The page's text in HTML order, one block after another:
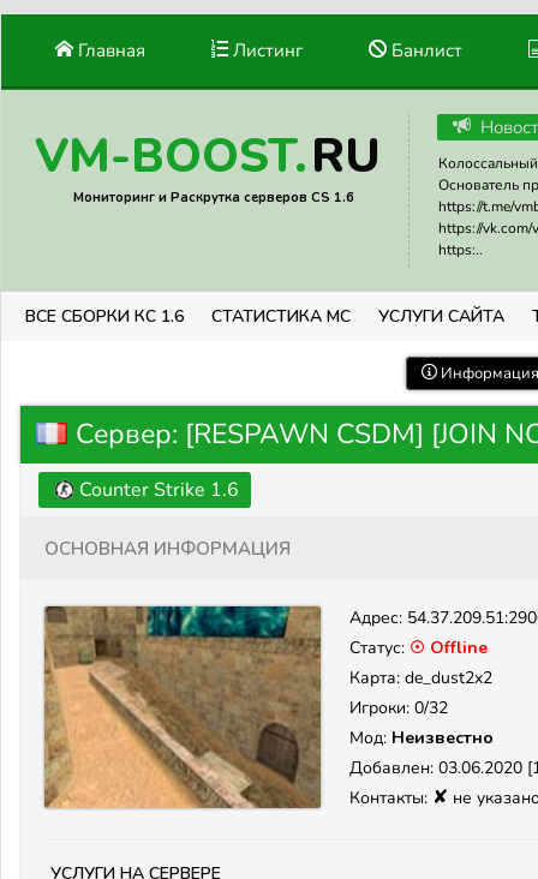
Главная Листинг Банлист
VM-BOOST.RU
Мониторинг и Раскрутка серверов CS 1.6
Основатель
https://t.me/
https://vk.com/
https:..
ВСЕ СБОРКИ КС 1.6 СТАТИСТИКА МС УСЛУГИ САЙТА
Сервер: [RESPAWN CSDM] [JOIN
Counter Strike 1.6
Основная информация
Адрес:
Статус: ☉ Offline
Карта: de_dust2x2
Игроки: 0/32
Мод: Неизвестно
Добавлен: 03.06.2020
Контакты: ✘ не
Услуги на сервере